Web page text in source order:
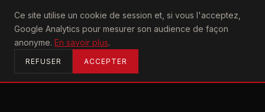
Ce site utilise un cookie de session et, si vous l'acceptez,
Google Analytics pour mesurer son audience de façon
anonyme. En savoir plus.
REFUSER ACCEPTER
U2achtung
ACCUEIL